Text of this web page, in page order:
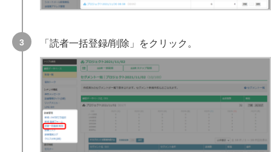
「読者一括登録/削除」をクリック。